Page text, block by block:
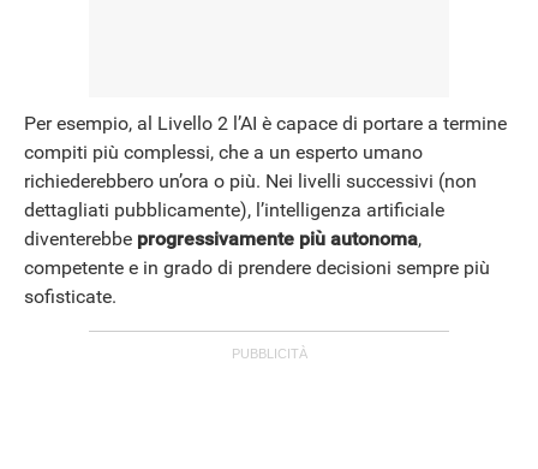
Per esempio, al Livello 2 l’AI è capace di portare a termine
compiti più complessi, che a un esperto umano
richiederebbero un’ora o più. Nei livelli successivi (non
dettagliati pubblicamente), l’intelligenza artificiale
diventerebbe progressivamente più autonoma,
competente e in grado di prendere decisioni sempre più
sofisticate.